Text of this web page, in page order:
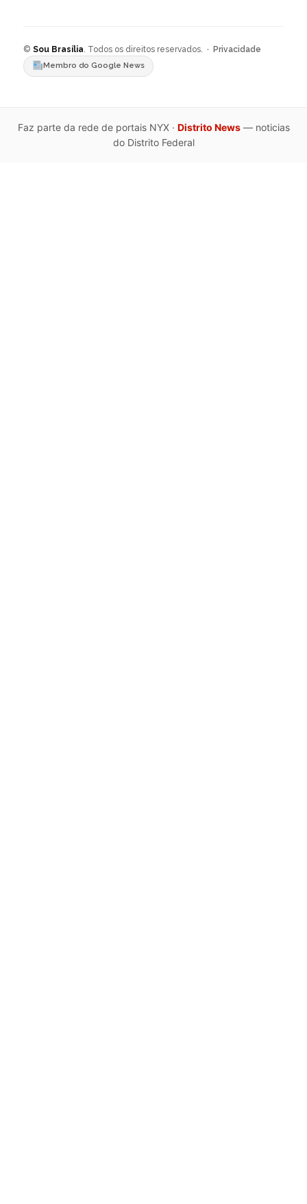
© Sou Brasília. Todos os direitos reservados. · Privacidade
Membro do Google News
Faz parte da rede de portais NYX · Distrito News— noticias
do Distrito Federal